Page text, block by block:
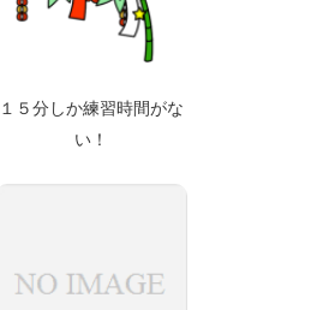
１５分しか練習時間がな
い！